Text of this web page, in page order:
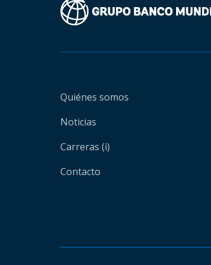
Quiénes somos
Noticias
Carreras (i)
Contacto